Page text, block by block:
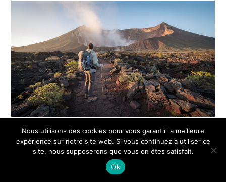
Visiter Piton de la Fournaise :
conseils pour explorer le volcan
Nous utilisons des cookies pour vous garantir la meilleure
expérience sur notre site web. Si vous continuez à utiliser ce
site, nous supposerons que vous en êtes satisfait.
Ok